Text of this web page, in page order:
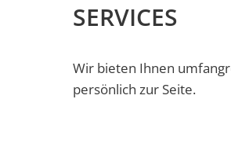
SERVICESSERVICES
Wir bieten Ihnen
persönlich zur Seite.